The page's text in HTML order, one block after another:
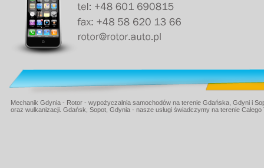
Mechanik Gdynia - Rotor - wypożyczalnia samochodów na terenie Gdańska, Gdyni i
oraz wulkanizacji. Gdańsk, Sopot, Gdynia - nasze usługi świadczymy na terenie Całego